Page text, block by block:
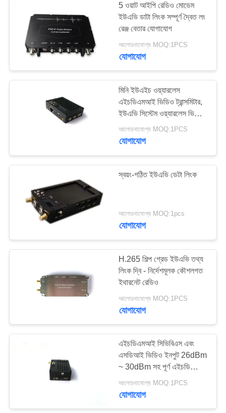
গোপনীয়তা
5 ওয়াট আইপি রেডিও মোডেম
ইউএভি ডাটা লিংক সম্পূর্ণ দ্বৈত লং
রেঞ্জ বেতার যোগাযোগ
আলোচনাযোগ্য MOQ:1PCS
যোগাযোগ
মিনি ইউএইচ ওয়্যারলেস
এইচডিএমআই ভিডিও ট্রান্সমিটার,
ইউএভি সিস্টেম ওয়্যারলেস ভিডিও
আলোচনাযোগ্য MOQ:1PCS
যোগাযোগ
স্বয়ং-গঠিত ইউএভি ডেটা লিংক
আলোচনাযোগ্য MOQ:1pcs
যোগাযোগ
H.265 শিল্প গ্রেড ইউএভি তথ্য
লিংক দ্বি - নির্দেশমূলক কৌশলগত
ইথারনেট রেডিও
আলোচনাযোগ্য MOQ:1PCS
যোগাযোগ
এইচডিএমআই সিভিবিএস এবং
এসডিআই ভিডিও ইনপুট 26dBm
~ 30dBm সহ পূর্ণ এইচডি
1080 পি এইচ ২64 ইউএভি
ডেটা লিংক
আলোচনাযোগ্য MOQ:1PCS
যোগাযোগ